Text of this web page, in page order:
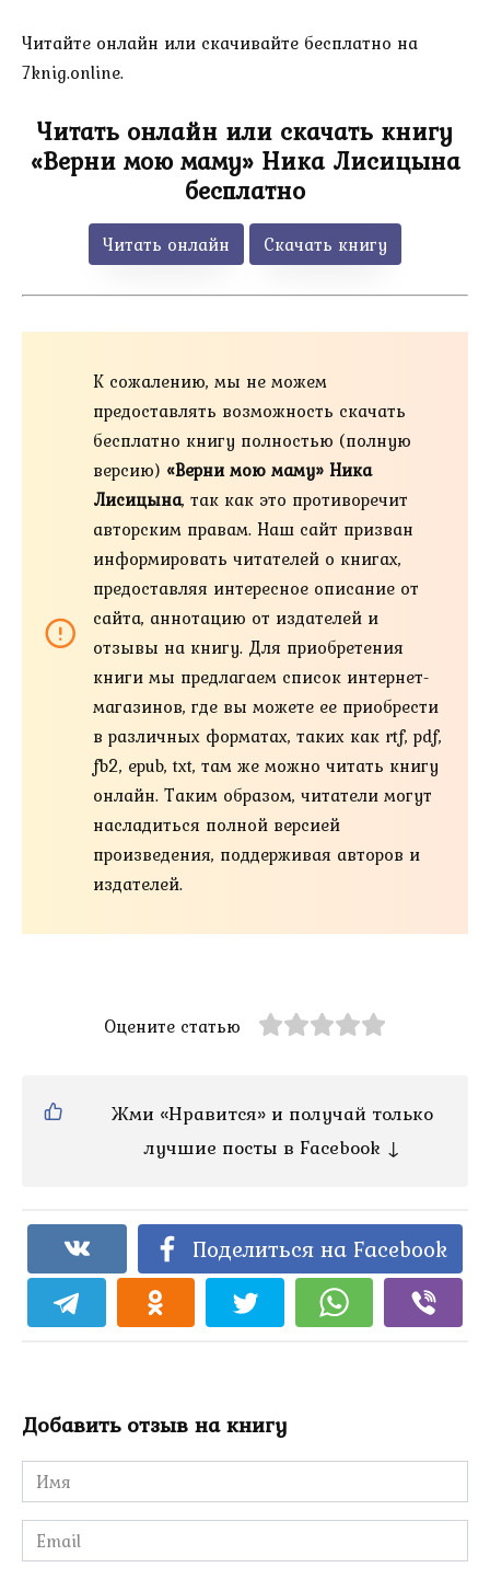
Читайте онлайн или скачивайте бесплатно на
7knig.online.
Читать онлайн или скачать книгу
«Верни мою маму» Ника Лисицына
бесплатно
Читать онлайн Скачать книгу
К сожалению, мы не можем
предоставлять возможность скачать
бесплатно книгу полностью (полную
версию) «Верни мою маму» Ника
Лисицына, так как это противоречит
авторским правам. Наш сайт призван
информировать читателей о книгах,
предоставляя интересное описание от
сайта, аннотацию от издателей и
отзывы на книгу. Для приобретения
книги мы предлагаем список интернет-
магазинов, где вы можете ее приобрести
в различных форматах, таких как rtf, pdf,
fb2, epub, txt, там же можно читать книгу
онлайн. Таким образом, читатели могут
насладиться полной версией
произведения, поддерживая авторов и
издателей.
Оцените статью
Жми «Нравится» и получай только
лучшие посты в Facebook ↓
Поделиться на Facebook
Добавить отзыв на книгу
Имя
*
Email
*